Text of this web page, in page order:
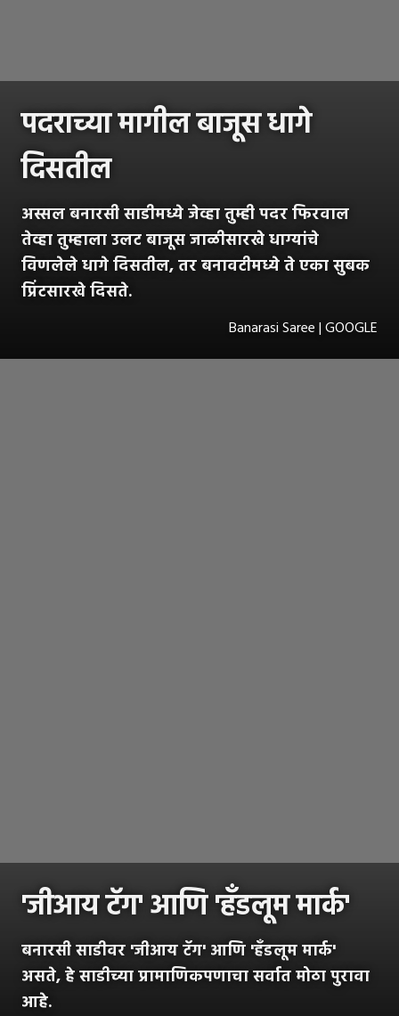
पदराच्या मागील बाजूस धागे
दिसतील
अस्सल बनारसी साडीमध्ये जेव्हा तुम्ही पदर फिरवाल
तेव्हा तुम्हाला उलट बाजूस जाळीसारखे धाग्यांचे
विणलेले धागे दिसतील, तर बनावटीमध्ये ते एका सुबक
प्रिंटसारखे दिसते.
Banarasi Saree | GOOGLE
'जीआय टॅग' आणि 'हॅंडलूम मार्क'
बनारसी साडीवर 'जीआय टॅग' आणि 'हॅंडलूम मार्क'
असते, हे साडीच्या प्रामाणिकपणाचा सर्वात मोठा पुरावा
आहे.